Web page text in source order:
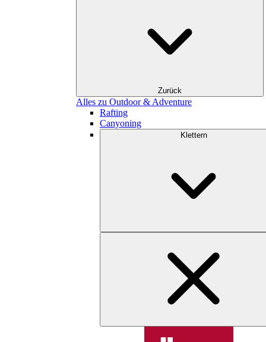
Zurück
Alles zu Outdoor & Adventure
Rafting
Canyoning
Klettern